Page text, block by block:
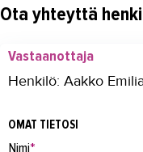
OMA TAKK
Ota yhteyttä
Vastaanottaja
Henkilö: Aakko
OMAT TIETOSI
Nimi*